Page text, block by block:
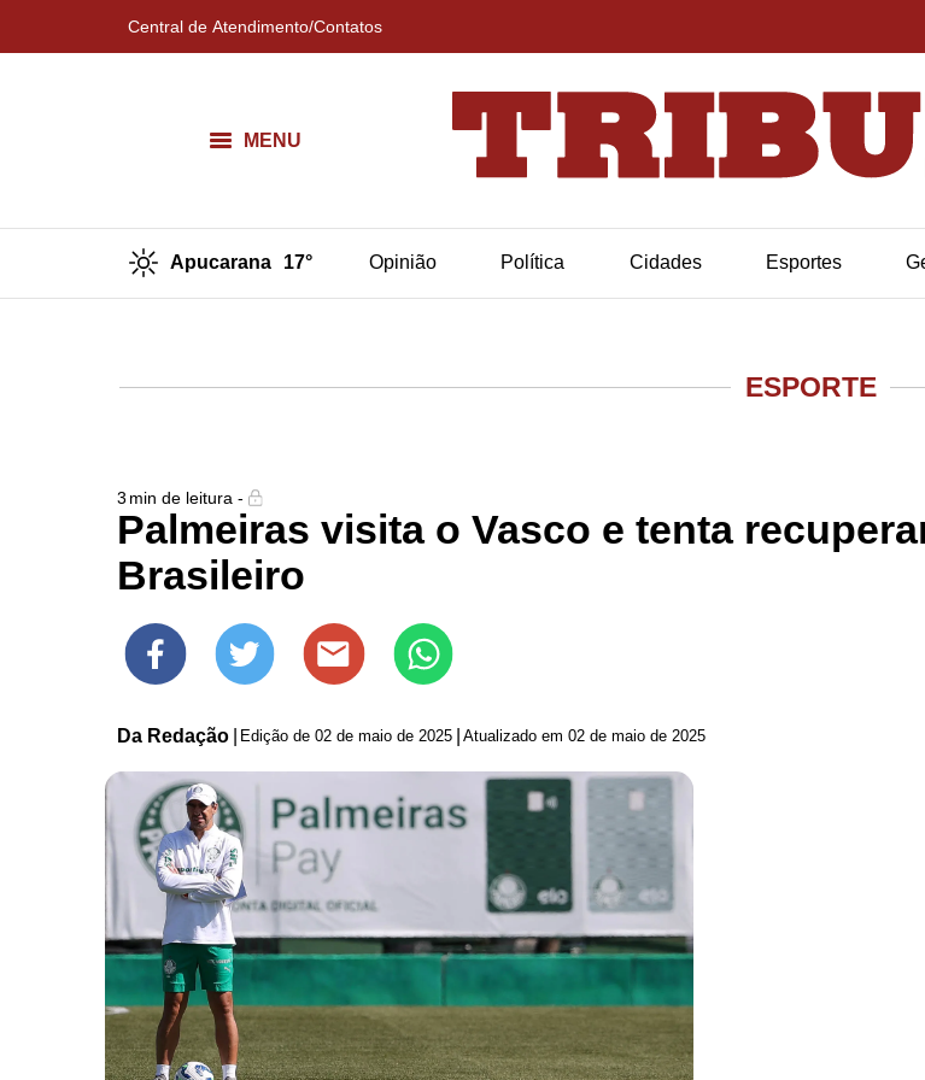
Central de Atendimento/Contatos
MENU
Apucarana 17° Opinião Política Cidades Esportes
ESPORTE
3 min de leitura -
Palmeiras visita o Vasco e tenta
Brasileiro
Da Redação Edição de 02 de maio de 2025 Atualizado em 02 de maio de 2025